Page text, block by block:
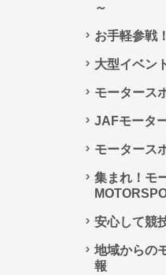
～
お手軽参戦
大型イベン
モータース
JAFモータ
モータース
集まれ！モ
安心して競
地域からの
報